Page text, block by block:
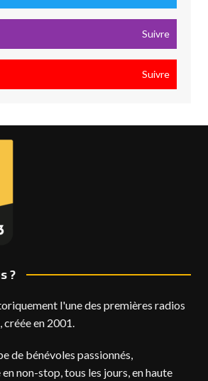
Suivre
Suivre
?
l'une des premières radios
en 2001.
de bénévoles passionnés,
non-stop, tous les jours, en haute